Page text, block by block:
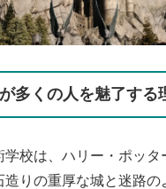
多くの人を魅了する
学校は、ハリー・ポッタ
りの重厚な城と迷路の